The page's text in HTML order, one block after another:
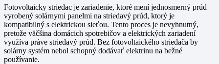
Fotovoltaicky striedac je zariadenie, ktoré mení jednosmerný prúd
vyrobený solárnymi panelmi na striedavý prúd, ktorý je
kompatibilný s elektrickou sieťou. Tento proces je nevyhnutný,
pretože väčšina domácich spotrebičov a elektrických zariadení
využíva práve striedavý prúd. Bez fotovoltaického striedača by
solárny systém nebol schopný dodávať elektrinu na bežné
používanie.